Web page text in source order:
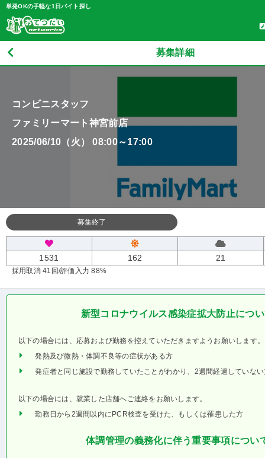
単発OKの手軽な1日バイト探し
募集詳細
コンビニスタッフ
ファミリーマート神宮前店
2025/06/10（火） 08:00～17:00
募集終了
1531 162 21
採用取消 41回/評価入力 88%
新型コロナウイルス感染症拡大防止につ
以下の場合には、応募および勤務を控えていただきますようお願いします。
発熱及び微熱・体調不良等の症状がある方
発症者と同じ施設で勤務していたことがわかり、2週間経過していな
以下の場合には、就業した店舗へご連絡をお願いします。
勤務日から2週間以内にPCR検査を受けた、もしくは罹患した方
体調管理の義務化に伴う重要事項につい